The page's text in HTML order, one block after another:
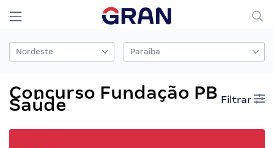
Concurso Fundação PB
Saúde Filtrar